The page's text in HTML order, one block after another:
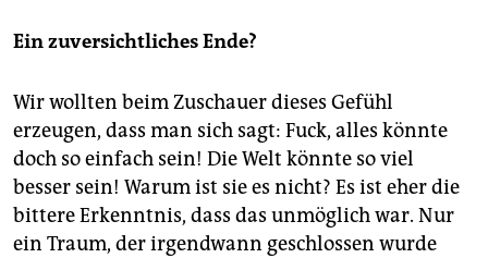
Ein zuversichtliches Ende?
Wir wollten beim Zuschauer dieses Gefühl
erzeugen, dass man sich sagt: Fuck, alles könnte
doch so einfach sein! Die Welt könnte so viel
besser sein! Warum ist sie es nicht? Es ist eher die
bittere Erkenntnis, dass das unmöglich war. Nur
ein Traum, der irgendwann geschlossen wurde